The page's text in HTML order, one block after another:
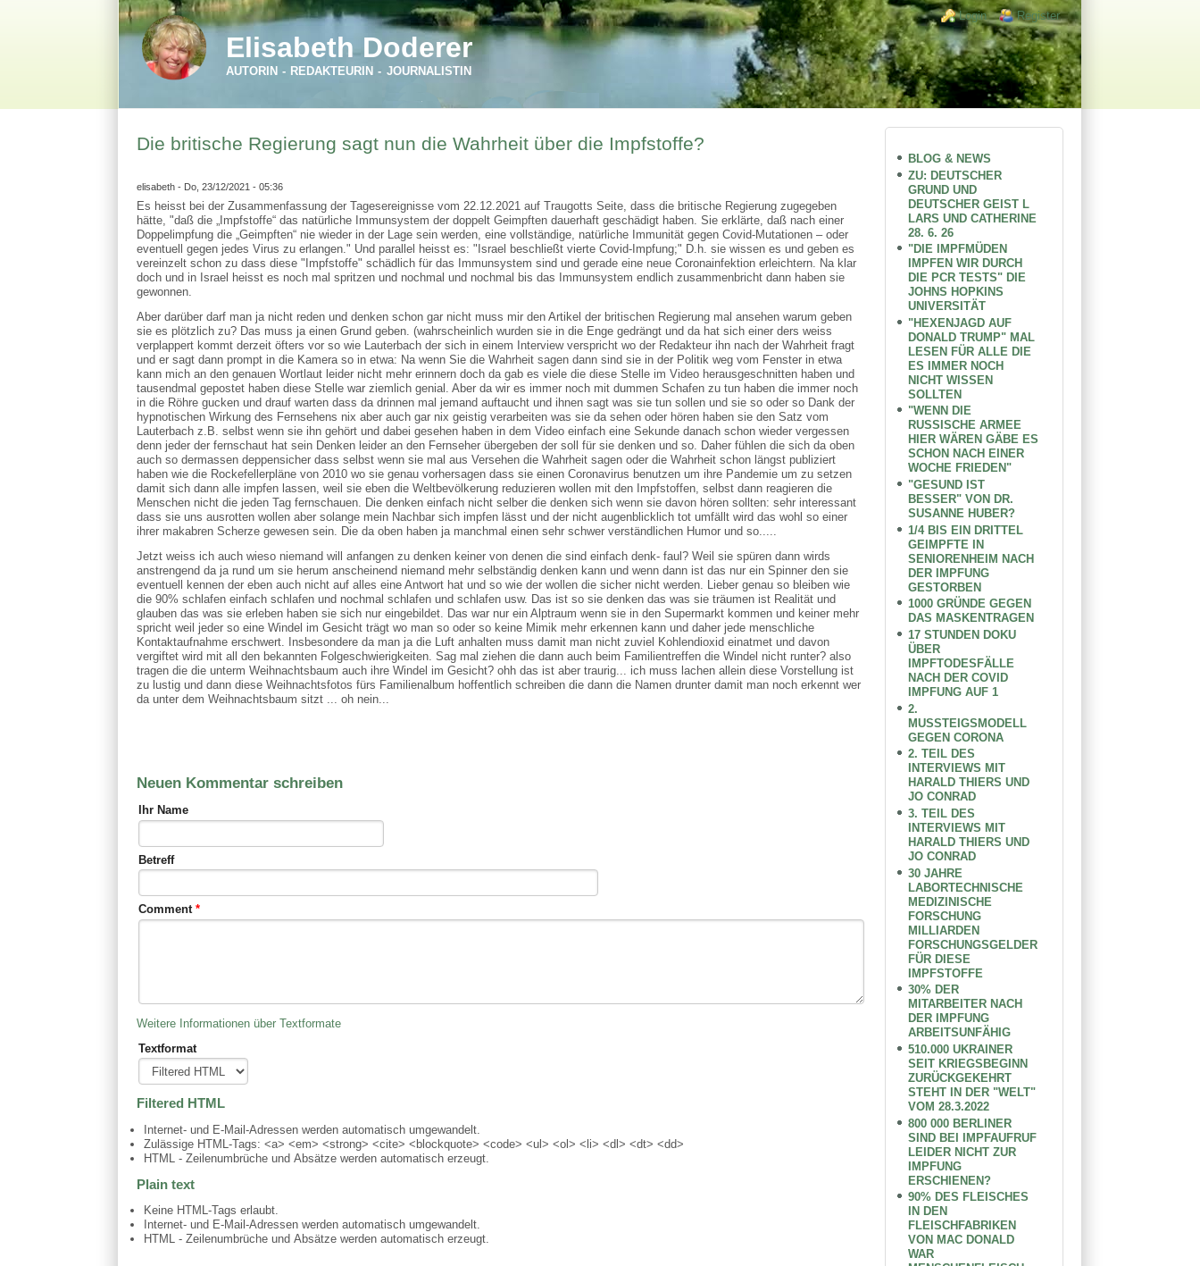
Login links
Login Register
Elisabeth Doderer
AUTORIN - REDAKTEURIN - JOURNALISTIN
Die britische Regierung sagt nun die Wahrheit über die Impfstoffe?
elisabeth- Do, 23/12/2021 - 05:36
Es heisst bei der Zusammenfassung der Tagesereignisse vom 22.12.2021 auf Traugotts Seite, dass die britische Regierung zugegeben
hätte, "daß die „Impfstoffe“ das natürliche Immunsystem der doppelt Geimpften dauerhaft geschädigt haben. Sie erklärte, daß nach einer
Doppelimpfung die „Geimpften“ nie wieder in der Lage sein werden, eine vollständige, natürliche Immunität gegen Covid-Mutationen – oder
eventuell gegen jedes Virus zu erlangen." Und parallel heisst es: "Israel beschließt vierte Covid-Impfung;" D.h. sie wissen es und geben es
vereinzelt schon zu dass diese "Impfstoffe" schädlich für das Immunsystem sind und gerade eine neue Coronainfektion erleichtern. Na klar
doch und in Israel heisst es noch mal spritzen und nochmal und nochmal bis das Immunsystem endlich zusammenbricht dann haben sie
gewonnen.
Aber darüber darf man ja nicht reden und denken schon gar nicht muss mir den Artikel der britischen Regierung mal ansehen warum geben
sie es plötzlich zu? Das muss ja einen Grund geben. (wahrscheinlich wurden sie in die Enge gedrängt und da hat sich einer ders weiss
verplappert kommt derzeit öfters vor so wie Lauterbach der sich in einem Interview verspricht wo der Redakteur ihn nach der Wahrheit fragt
und er sagt dann prompt in die Kamera so in etwa: Na wenn Sie die Wahrheit sagen dann sind sie in der Politik weg vom Fenster in etwa
kann mich an den genauen Wortlaut leider nicht mehr erinnern doch da gab es viele die diese Stelle im Video herausgeschnitten haben und
tausendmal gepostet haben diese Stelle war ziemlich genial. Aber da wir es immer noch mit dummen Schafen zu tun haben die immer noch
in die Röhre gucken und drauf warten dass da drinnen mal jemand auftaucht und ihnen sagt was sie tun sollen und sie so oder so Dank der
hypnotischen Wirkung des Fernsehens nix aber auch gar nix geistig verarbeiten was sie da sehen oder hören haben sie den Satz vom
Lauterbach z.B. selbst wenn sie ihn gehört und dabei gesehen haben in dem Video einfach eine Sekunde danach schon wieder vergessen
denn jeder der fernschaut hat sein Denken leider an den Fernseher übergeben der soll für sie denken und so. Daher fühlen die sich da oben
auch so dermassen deppensicher dass selbst wenn sie mal aus Versehen die Wahrheit sagen oder die Wahrheit schon längst publiziert
haben wie die Rockefellerpläne von 2010 wo sie genau vorhersagen dass sie einen Coronavirus benutzen um ihre Pandemie um zu setzen
damit sich dann alle impfen lassen, weil sie eben die Weltbevölkerung reduzieren wollen mit den Impfstoffen, selbst dann reagieren die
Menschen nicht die jeden Tag fernschauen. Die denken einfach nicht selber die denken sich wenn sie davon hören sollten: sehr interessant
dass sie uns ausrotten wollen aber solange mein Nachbar sich impfen lässt und der nicht augenblicklich tot umfällt wird das wohl so einer
ihrer makabren Scherze gewesen sein. Die da oben haben ja manchmal einen sehr schwer verständlichen Humor und so.....
Jetzt weiss ich auch wieso niemand will anfangen zu denken keiner von denen die sind einfach denk- faul? Weil sie spüren dann wirds
anstrengend da ja rund um sie herum anscheinend niemand mehr selbständig denken kann und wenn dann ist das nur ein Spinner den sie
eventuell kennen der eben auch nicht auf alles eine Antwort hat und so wie der wollen die sicher nicht werden. Lieber genau so bleiben wie
die 90% schlafen einfach schlafen und nochmal schlafen und schlafen usw. Das ist so sie denken das was sie träumen ist Realität und
glauben das was sie erleben haben sie sich nur eingebildet. Das war nur ein Alptraum wenn sie in den Supermarkt kommen und keiner mehr
spricht weil jeder so eine Windel im Gesicht trägt wo man so oder so keine Mimik mehr erkennen kann und daher jede menschliche
Kontaktaufnahme erschwert. Insbesondere da man ja die Luft anhalten muss damit man nicht zuviel Kohlendioxid einatmet und davon
vergiftet wird mit all den bekannten Folgeschwierigkeiten. Sag mal ziehen die dann auch beim Familientreffen die Windel nicht runter? also
tragen die die unterm Weihnachtsbaum auch ihre Windel im Gesicht? ohh das ist aber traurig... ich muss lachen allein diese Vorstellung ist
zu lustig und dann diese Weihnachtsfotos fürs Familienalbum hoffentlich schreiben die dann die Namen drunter damit man noch erkennt wer
da unter dem Weihnachtsbaum sitzt ... oh nein...
Neuen Kommentar schreiben
Ihr Name
Betreff
Comment*
Weitere Informationen über Textformate
Textformat
Filtered HTML
Internet- und E-Mail-Adressen werden automatisch umgewandelt.
Zulässige HTML-Tags: <a> <em> <strong> <cite> <blockquote> <code> <ul> <ol> <li> <dl> <dt> <dd>
HTML - Zeilenumbrüche und Absätze werden automatisch erzeugt.
Plain text
Keine HTML-Tags erlaubt.
Internet- und E-Mail-Adressen werden automatisch umgewandelt.
HTML - Zeilenumbrüche und Absätze werden automatisch erzeugt.
BLOG & NEWS
ZU: DEUTSCHER
GRUND UND
DEUTSCHER GEIST L
LARS UND CATHERINE
28. 6. 26
"DIE IMPFMÜDEN
IMPFEN WIR DURCH
DIE PCR TESTS" DIE
JOHNS HOPKINS
UNIVERSITÄT
"HEXENJAGD AUF
DONALD TRUMP" MAL
LESEN FÜR ALLE DIE
ES IMMER NOCH
NICHT WISSEN
SOLLTEN
"WENN DIE
RUSSISCHE ARMEE
HIER WÄREN GÄBE ES
SCHON NACH EINER
WOCHE FRIEDEN"
"GESUND IST
BESSER" VON DR.
SUSANNE HUBER?
1/4 BIS EIN DRITTEL
GEIMPFTE IN
SENIORENHEIM NACH
DER IMPFUNG
GESTORBEN
1000 GRÜNDE GEGEN
DAS MASKENTRAGEN
17 STUNDEN DOKU
ÜBER
IMPFTODESFÄLLE
NACH DER COVID
IMPFUNG AUF 1
2.
MUSSTEIGSMODELL
GEGEN CORONA
2. TEIL DES
INTERVIEWS MIT
HARALD THIERS UND
JO CONRAD
3. TEIL DES
INTERVIEWS MIT
HARALD THIERS UND
JO CONRAD
30 JAHRE
LABORTECHNISCHE
MEDIZINISCHE
FORSCHUNG
MILLIARDEN
FORSCHUNGSGELDER
FÜR DIESE
IMPFSTOFFE
30% DER
MITARBEITER NACH
DER IMPFUNG
ARBEITSUNFÄHIG
510.000 UKRAINER
SEIT KRIEGSBEGINN
ZURÜCKGEKEHRT
STEHT IN DER "WELT"
VOM 28.3.2022
800 000 BERLINER
SIND BEI IMPFAUFRUF
LEIDER NICHT ZUR
IMPFUNG
ERSCHIENEN?
90% DES FLEISCHES
IN DEN
FLEISCHFABRIKEN
VON MAC DONALD
WAR